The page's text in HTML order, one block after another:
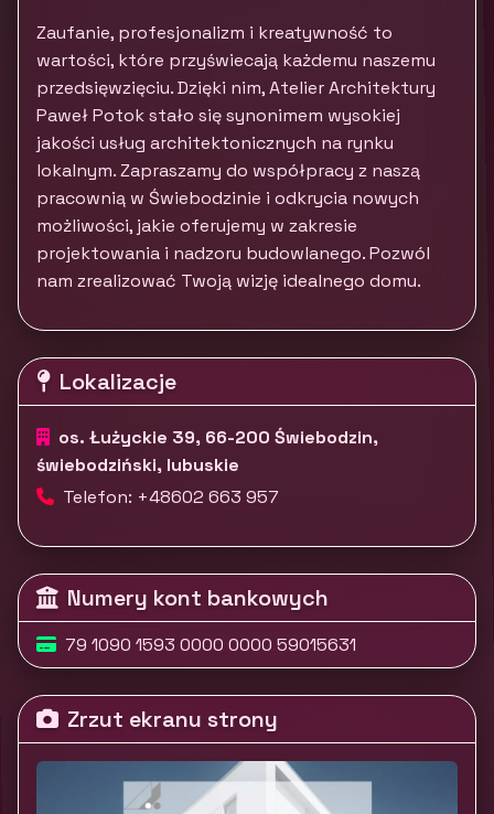
Zaufanie, profesjonalizm i kreatywność to
wartości, które przyświecają każdemu naszemu
przedsięwzięciu. Dzięki nim, Atelier Architektury
Paweł Potok stało się synonimem wysokiej
jakości usług architektonicznych na rynku
lokalnym. Zapraszamy do współpracy z naszą
pracownią w Świebodzinie i odkrycia nowych
możliwości, jakie oferujemy w zakresie
projektowania i nadzoru budowlanego. Pozwól
nam zrealizować Twoją wizję idealnego domu.
Lokalizacje
os. Łużyckie 39, 66-200 Świebodzin,
świebodziński, lubuskie
Telefon: +48602 663 957
Numery kont bankowych
79 1090 1593 0000 0000 59015631
Zrzut ekranu strony